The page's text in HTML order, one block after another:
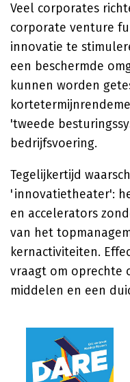
Veel corporates
corporate venture
innovatie te
een beschermde
kunnen worden
'tweede
bedrijfsvoering.
Tegelijkertijd
'innovatietheater':
en accelerators
van het
kernactiviteiten.
vraagt om oprechte
middelen en een